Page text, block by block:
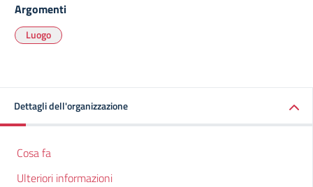
Argomenti
Luogo
Dettagli dell'organizzazione
Cosa fa
Ulteriori informazioni